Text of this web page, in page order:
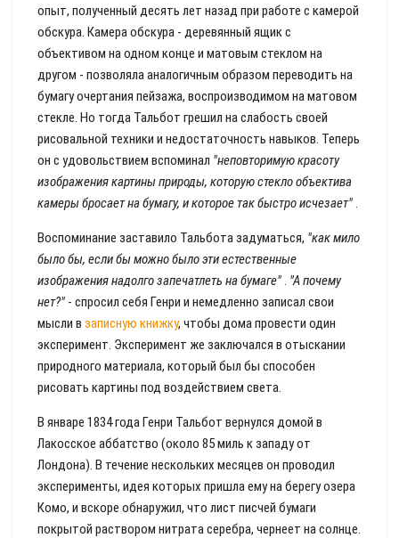
опыт, полученный десять лет назад при работе с камерой
обскура. Камера обскура - деревянный ящик с
объективом на одном конце и матовым стеклом на
другом - позволяла аналогичным образом переводить на
бумагу очертания пейзажа, воспроизводимом на матовом
стекле. Но тогда Тальбот грешил на слабость своей
рисовальной техники и недостаточность навыков. Теперь
он с удовольствием вспоминал "неповторимую красоту
изображения картины природы, которую стекло объектива
камеры бросает на бумагу, и которое так быстро исчезает".
Воспоминание заставило Тальбота задуматься, "как мило
было бы, если бы можно было эти естественные
изображения надолго запечатлеть на бумаге". "А почему
нет?" - спросил себя Генри и немедленно записал свои
мысли в записную книжку, чтобы дома провести один
эксперимент. Эксперимент же заключался в отыскании
природного материала, который был бы способен
рисовать картины под воздействием света.
В январе 1834 года Генри Тальбот вернулся домой в
Лакосское аббатство (около 85 миль к западу от
Лондона). В течение нескольких месяцев он проводил
эксперименты, идея которых пришла ему на берегу озера
Комо, и вскоре обнаружил, что лист писчей бумаги
покрытой раствором нитрата серебра, чернеет на солнце.